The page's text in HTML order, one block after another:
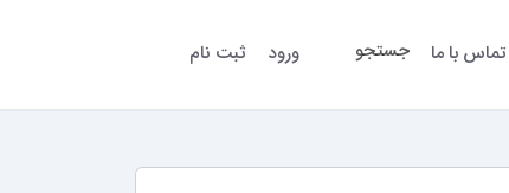
تماس با ما جستجو ورود ثبت نام